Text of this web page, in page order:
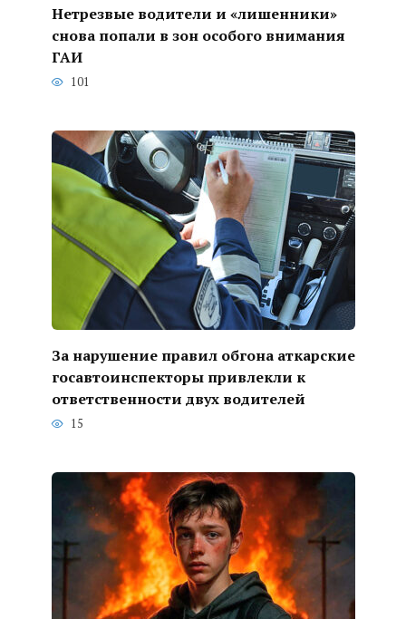
Нетрезвые водители и «лишенники»
снова попали в зон особого внимания
ГАИ
101
За нарушение правил обгона аткарские
госавтоинспекторы привлекли к
ответственности двух водителей
15